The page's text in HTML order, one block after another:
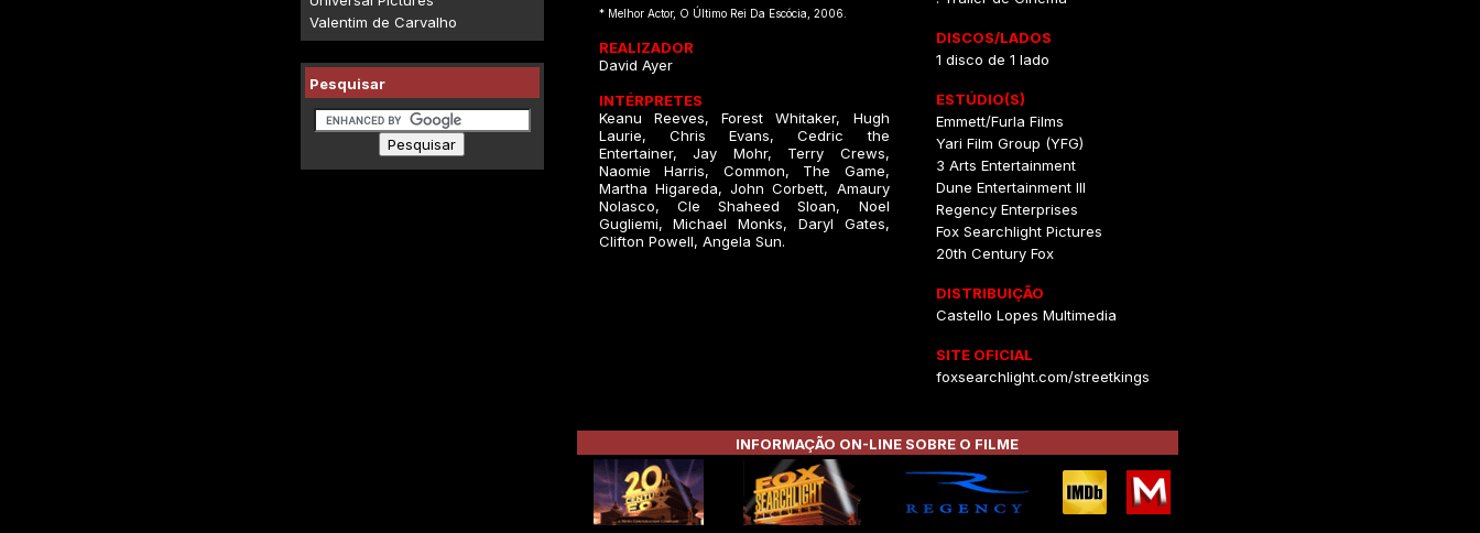
Valentim de Carvalho
Pesquisar
* Melhor Actor, O Último Rei Da Escócia, 2006.
REALIZADOR
David Ayer
INTÉRPRETES
Keanu Reeves, Forest Whitaker, Hugh
Laurie, Chris Evans, Cedric the
Entertainer, Jay Mohr, Terry Crews,
Naomie Harris, Common, The Game,
Martha Higareda, John Corbett, Amaury
Nolasco, Cle Shaheed Sloan, Noel
Gugliemi, Michael Monks, Daryl Gates,
Clifton Powell, Angela Sun.
DISCOS/LADOS
1 disco de 1 lado
ESTÚDIO(S)
Emmett/Furla Films
Yari Film Group (YFG)
3 Arts Entertainment
Dune Entertainment III
Regency Enterprises
Fox Searchlight Pictures
20th Century Fox
DISTRIBUIÇÃO
Castello Lopes Multimedia
SITE OFICIAL
foxsearchlight.com/streetkings
INFORMAÇÃO ON-LINE SOBRE O FILME